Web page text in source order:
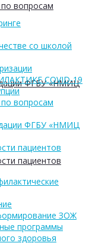
вопросам
ФГБУ «НМИЦ
пациентов
со школой
COVID-19
вопросам
ФГБУ «НМИЦ
пациентов
ЗОЖ
программы
здоровья